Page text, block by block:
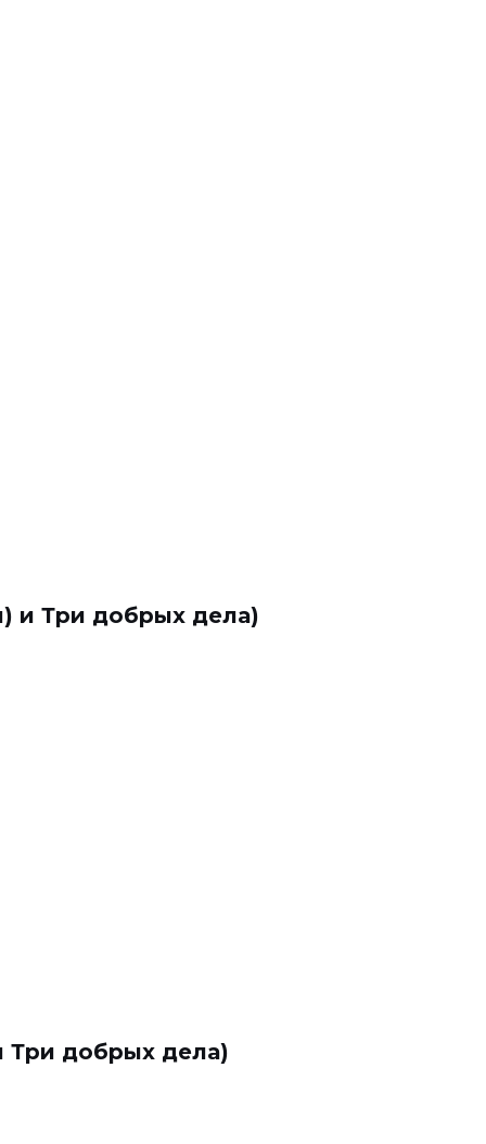
и Три добрых дела)
Три добрых дела)